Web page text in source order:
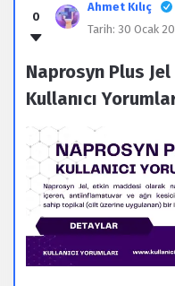
0
Ahmet Kılıç
Tarih: 30 Ocak
Naprosyn Plus
Kullanıcı